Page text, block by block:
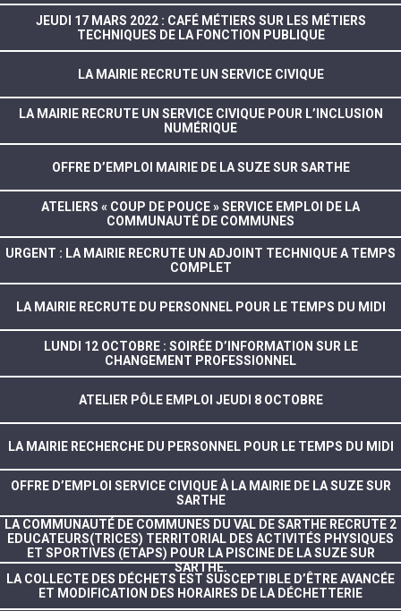
JEUDI 17 MARS 2022 : CAFÉ MÉTIERS SUR LES MÉTIERS
TECHNIQUES DE LA FONCTION PUBLIQUE
LA MAIRIE RECRUTE UN SERVICE CIVIQUE
LA MAIRIE RECRUTE UN SERVICE CIVIQUE POUR L’INCLUSION
NUMÉRIQUE
OFFRE D’EMPLOI MAIRIE DE LA SUZE SUR SARTHE
ATELIERS « COUP DE POUCE » SERVICE EMPLOI DE LA
COMMUNAUTÉ DE COMMUNES
URGENT : LA MAIRIE RECRUTE UN ADJOINT TECHNIQUE A TEMPS
COMPLET
LA MAIRIE RECRUTE DU PERSONNEL POUR LE TEMPS DU MIDI
LUNDI 12 OCTOBRE : SOIRÉE D’INFORMATION SUR LE
CHANGEMENT PROFESSIONNEL
ATELIER PÔLE EMPLOI JEUDI 8 OCTOBRE
LA MAIRIE RECHERCHE DU PERSONNEL POUR LE TEMPS DU MIDI
OFFRE D’EMPLOI SERVICE CIVIQUE À LA MAIRIE DE LA SUZE SUR
SARTHE
LA COMMUNAUTÉ DE COMMUNES DU VAL DE SARTHE RECRUTE 2
EDUCATEURS(TRICES) TERRITORIAL DES ACTIVITÉS PHYSIQUES
ET SPORTIVES (ETAPS) POUR LA PISCINE DE LA SUZE SUR
SARTHE.
LA COLLECTE DES DÉCHETS EST SUSCEPTIBLE D’ÊTRE AVANCÉE
ET MODIFICATION DES HORAIRES DE LA DÉCHETTERIE